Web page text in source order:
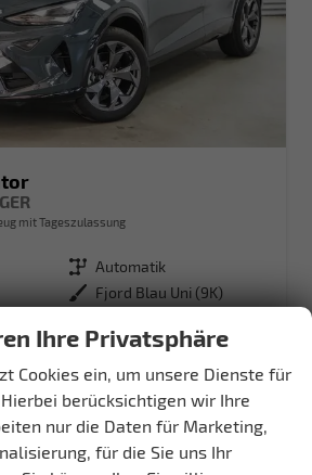
mit Tageszulassung
Getriebe Automatik
Außenfarbe Fjord Blau Uni (9K)
Details
5,90 l/100km
Ihre Privatsphäre
Cookies ein, um unsere Dienste für
berücksichtigen wir Ihre
nur die Daten für Marketing,
für die Sie uns Ihr